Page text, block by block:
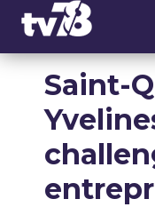
Saint-
Panneau de gestion